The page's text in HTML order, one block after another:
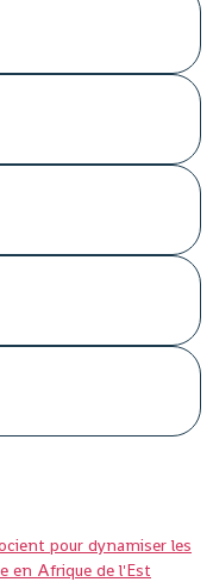
pour dynamiser les
en Afrique de l'Est